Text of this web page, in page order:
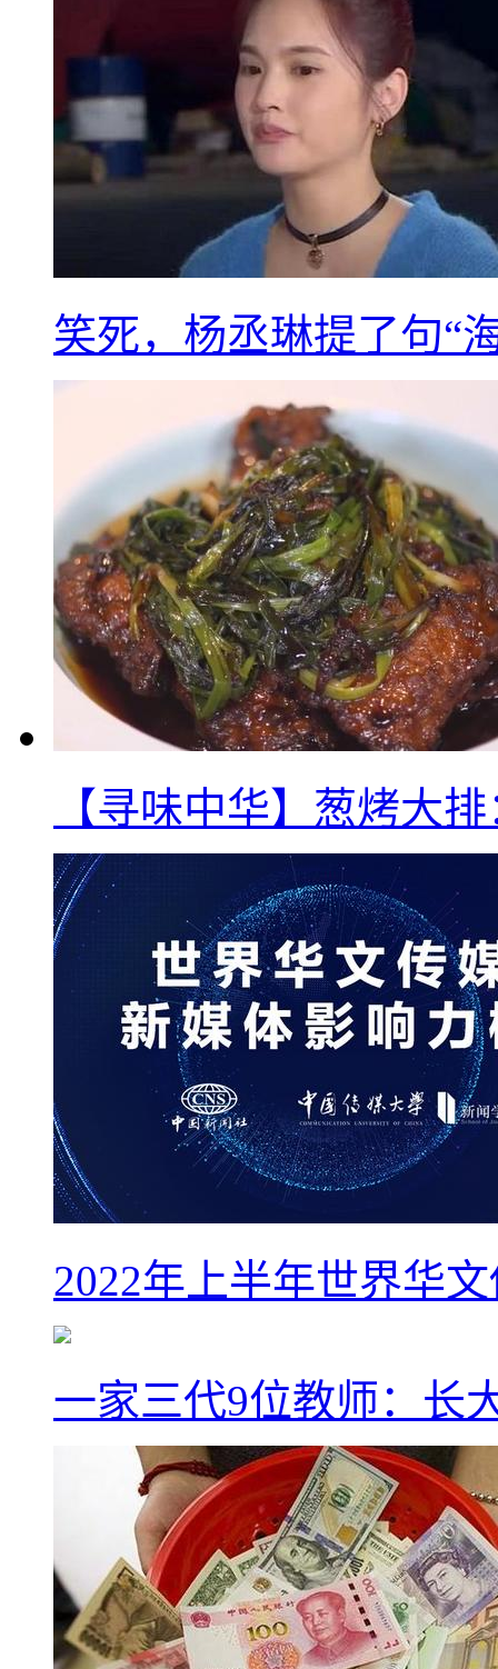
笑死，杨丞琳提了句“
【寻味中华】葱烤大
2022年上半年世界华
一家三代9位教师：长